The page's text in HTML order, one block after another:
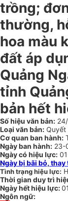
trồng;
thường,
hoa màu
đất áp
Quảng
tỉnh
bản hết
Số hiệu văn bản:
Loại văn bản: Quyết
Cơ quan ban hành:
Ngày ban hành: 23-
Ngày có hiệu lực:
Ngày bị bãi bỏ, thay
Tình trạng hiệu lực:
Thời gian duy trì
Ngày hết hiệu lực:
Ngôn ngữ: